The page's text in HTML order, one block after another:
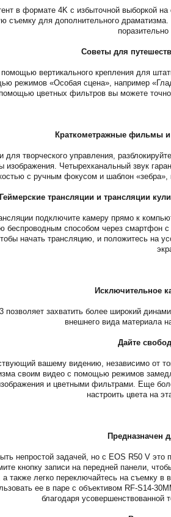
в формате 4K с избыточной выборкой
съемку для дополнительного
Советы для
помощью вертикального крепления для
режимов «Особая сцена», например
цветных фильтров вы можете
Краткометражные фильмы и
для творческого управления,
изображения. Четырехканальный звук
с ручным фокусом и шаблон «зебра»,
Геймерские трансляции и трансляции
подключите камеру прямо к
беспроводным способом через смартфон
начать трансляцию, и положитесь на
Исключительное
захватить более широкий
внешнего вида материала
Дайте
вашему видению, независимо от
своим видео с помощью режимов
и цветными фильтрами. Еще
настроить цвета на
Предназначен
непростой задачей, но с EOS R50 V
кнопку записи на передней панели,
а также легко переключайтесь на съемку
ее в паре с объективом RF-S14-
благодаря усовершенствованной